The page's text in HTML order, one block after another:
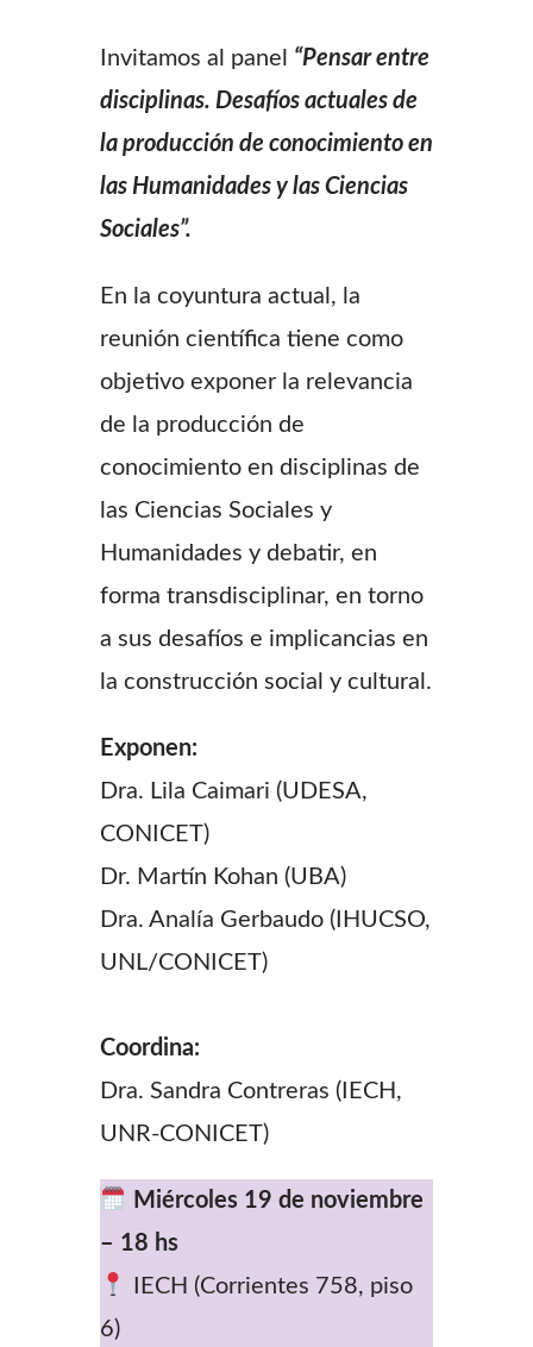
Invitamos al panel “Pensar entre
disciplinas. Desafíos actuales de
la producción de conocimiento en
las Humanidades y las Ciencias
Sociales”.
En la coyuntura actual, la
reunión científica tiene como
objetivo exponer la relevancia
de la producción de
conocimiento en disciplinas de
las Ciencias Sociales y
Humanidades y debatir, en
forma transdisciplinar, en torno
a sus desafíos e implicancias en
la construcción social y cultural.
Exponen:
Dra. Lila Caimari (UDESA,
CONICET)
Dr. Martín Kohan (UBA)
Dra. Analía Gerbaudo (IHUCSO,
UNL/CONICET)
Coordina:
Dra. Sandra Contreras (IECH,
UNR-CONICET)
Miércoles 19 de noviembre
– 18 hs
IECH (Corrientes 758, piso
6)